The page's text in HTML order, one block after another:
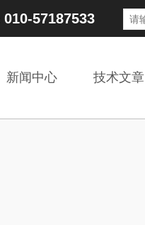
010-57187533
新闻中心 技术文章